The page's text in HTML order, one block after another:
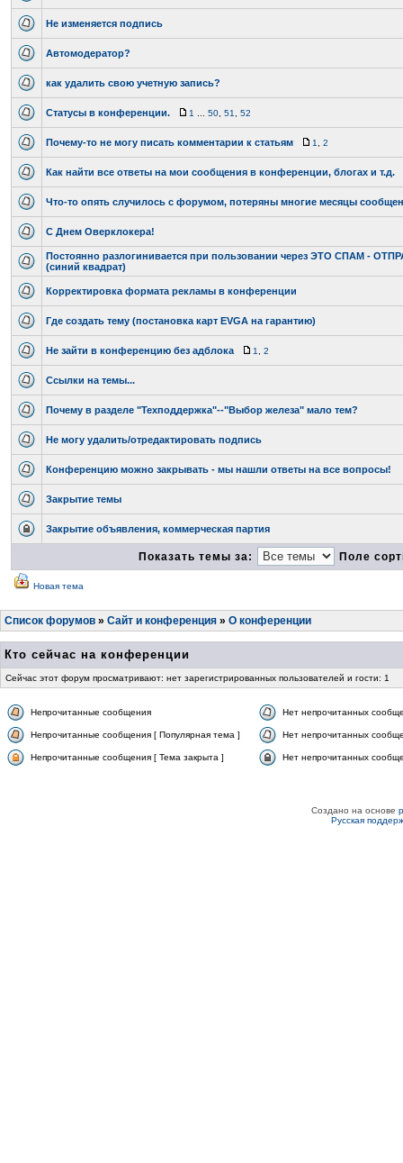
Не изменяется подпись
Автомодератор?
как удалить свою учетную запись?
Статусы в конференции. 1 50 51 52
Почему-то не могу писать комментарии к статьям 1 2
Как найти все ответы на мои сообщения в конференции, блогах и т.д.
Что-то опять случилось с форумом, потеряны многие месяцы
С Днем Оверклокера!
Постоянно разлогинивается при пользовании через ЭТО СПАМ -
(синий квадрат)
Корректировка формата рекламы в конференции
Где создать тему (постановка карт EVGA на гарантию)
Не зайти в конференцию без адблока 1 2
Ссылки на темы...
Почему в разделе "Техподдержка"--"Выбор железа" мало тем?
Не могу удалить/отредактировать подпись
Конференцию можно закрывать - мы нашли ответы на все вопросы!
Закрытие темы
Закрытие объявления, коммерческая партия
Показать темы за: Поле
Новая тема
Список форумов » Сайт и конференция » О конференции
Кто сейчас на конференции
Сейчас этот форум просматривают: нет зарегистрированных пользователей и гости: 1
Непрочитанные сообщения Нет непрочитанных
Непрочитанные сообщения [ Популярная тема ] Нет непрочитанных
Непрочитанные сообщения [ Тема закрыта ] Нет непрочитанных
Создано на основе
Русская